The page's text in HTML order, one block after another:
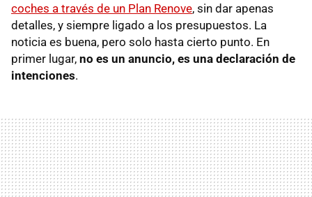
coches a través de un Plan Renove, sin dar apenas
detalles, y siempre ligado a los presupuestos. La
noticia es buena, pero solo hasta cierto punto. En
primer lugar, no es un anuncio, es una declaración de
intenciones.